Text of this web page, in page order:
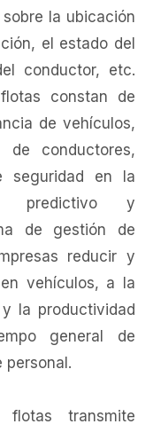
la ubicación
el estado del
conductor, etc.
constan de
de vehículos,
conductores,
seguridad en la
predictivo y
de gestión de
reducir y
vehículos, a la
la productividad
general de
personal.
transmite